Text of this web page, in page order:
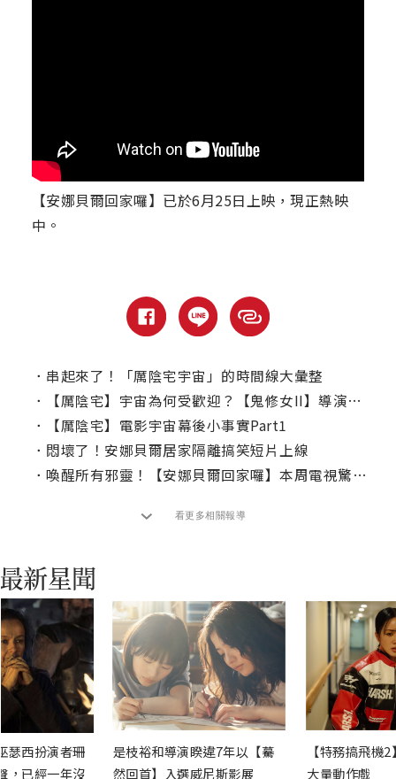
【安娜貝爾回家囉】已於6月25日上映，現正熱映
中。
． 串起來了！「厲陰宅宇宙」的時間線大彙整
．
【厲陰宅】宇宙為何受歡迎？【鬼修女II】導演給答案
．
【厲陰宅】電影宇宙幕後小事實Part1
． 悶壞了！安娜貝爾居家隔離搞笑短片上線
． 喚醒所有邪靈！【安娜貝爾回家囉】本周電視驚嚇首播！
看更多相關報導
瑟西扮演者珊
，已經一年沒
是枝裕和導演睽違7年以【驀
然回首】入選威尼斯影展
【特務搞飛機
大量動作戲